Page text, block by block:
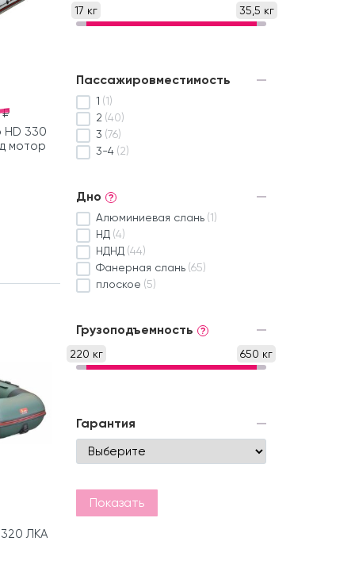
₽
HD 330
мотор
ЛКА
17 кг 35,5 кг
Пассажировместимость
1 (1)
2 (40)
3 (76)
3-4 (2)
Дно ?
Алюминиевая слань (1)
НД (4)
НДНД (44)
Фанерная слань (65)
плоское (5)
Грузоподъемность ?
220 кг 650 кг
Гарантия
Показать